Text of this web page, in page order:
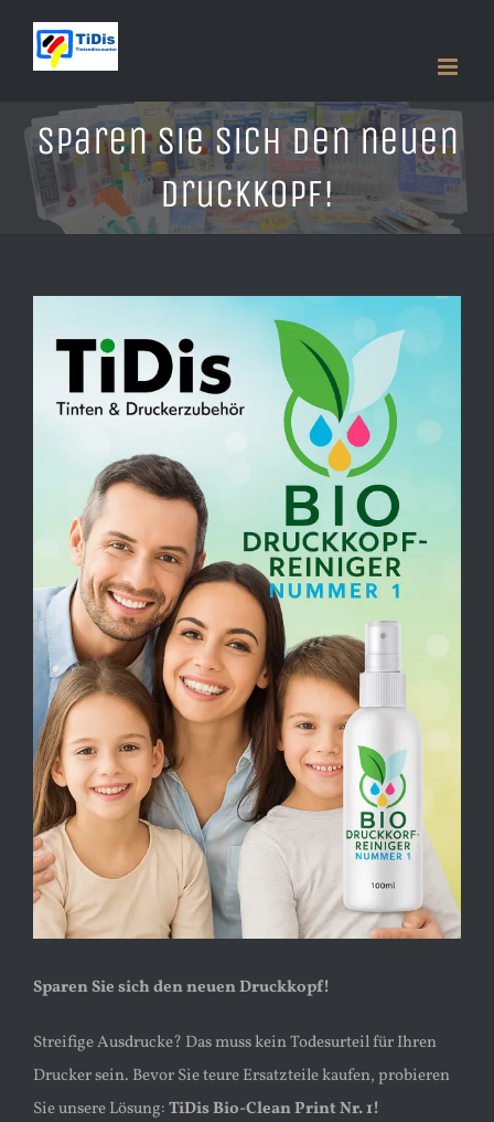
Inhalt
Sparen Sie sich den neuen
Druckkopf!
grösseres
Sparen Sie sich den neuen Druckkopf!
Streifige Ausdrucke? Das muss kein Todesurteil für Ihren
Drucker sein. Bevor Sie teure Ersatzteile kaufen, probieren
Sie unsere Lösung:TiDis Bio-Clean Print Nr. 1!